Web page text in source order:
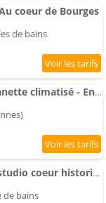
coeur de Bourges
de bains
Appartements Hôtel de Panette climatisé - Entrée sainte Chapelle - Cathédrale - Palais Jacques Cœur - Panette Col
LE GEORGE SAND Elégant studio coeur historique
de bains